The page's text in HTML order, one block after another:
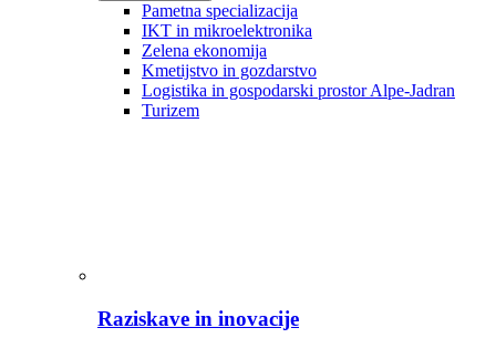
Pametna specializacija
IKT in mikroelektronika
Zelena ekonomija
Kmetijstvo in gozdarstvo
Logistika in gospodarski prostor Alpe-Jadran
Turizem
Raziskave in inovacije